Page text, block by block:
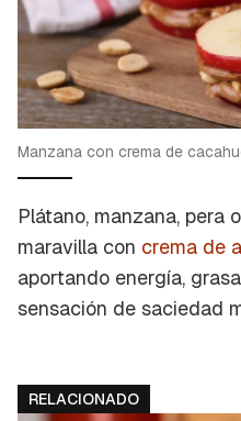
Manzana con crema de
Plátano, manzana, pera
maravilla con crema de
aportando energía,
sensación de saciedad
RELACIONADO